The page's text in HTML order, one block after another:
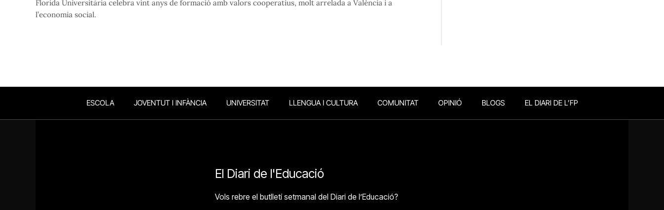
Florida Universitària celebra vint anys de formació amb valors cooperatius, molt arrelada a València i a
l’economia social.
ESCOLA JOVENTUT I INFÀNCIA UNIVERSITAT LLENGUA I CULTURA COMUNITAT OPINIÓ BLOGS EL DIARI DE L’FP